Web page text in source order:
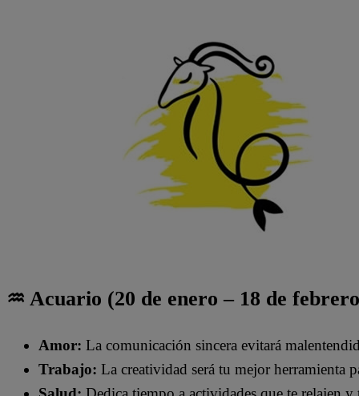
♒ Acuario (20 de enero – 18 de
Amor: La comunicación sincera evitará
Trabajo: La creatividad será tu mejor herramienta